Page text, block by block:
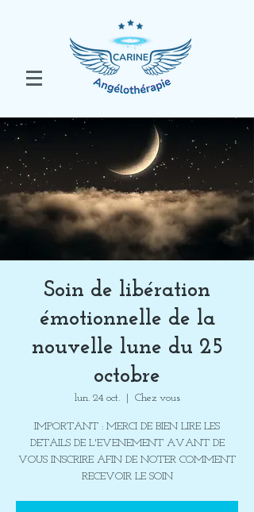
Soin de libération
émotionnelle de la
nouvelle lune du 25
octobre
lun. 24 oct.
  |
Chez vous
IMPORTANT : MERCI DE BIEN LIRE LES
DETAILS DE L'EVENEMENT AVANT DE
VOUS INSCRIRE AFIN DE NOTER COMMENT
RECEVOIR LE SOIN